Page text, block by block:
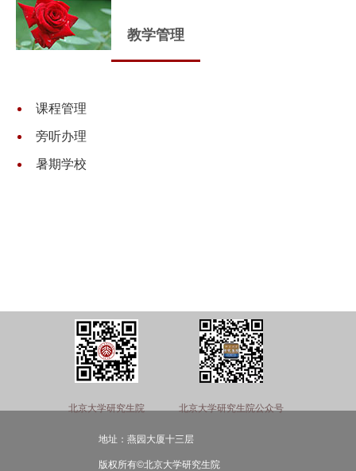
教学管理
课程管理
旁听办理
暑期学校
北京大学研究生院 北京大学研究生院公众号
地址：燕园大厦十三层
版权所有©北京大学研究生院